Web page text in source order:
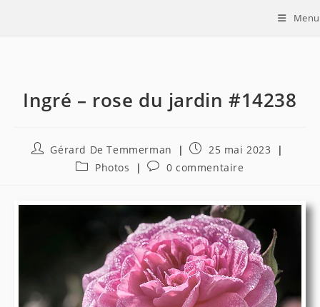
Menu
Ingré – rose du jardin #14238
Auteur/autrice
Gérard De Temmerman
Publication
publiée :
25 mai 2023
PostPhotos
Commentaires
publication :
0 commentaire